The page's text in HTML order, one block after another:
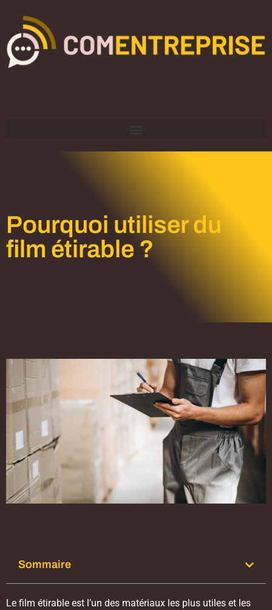
Pourquoi utiliser du
film étirable ?
Sommaire
Le film étirable est l’un des matériaux les plus utiles et les